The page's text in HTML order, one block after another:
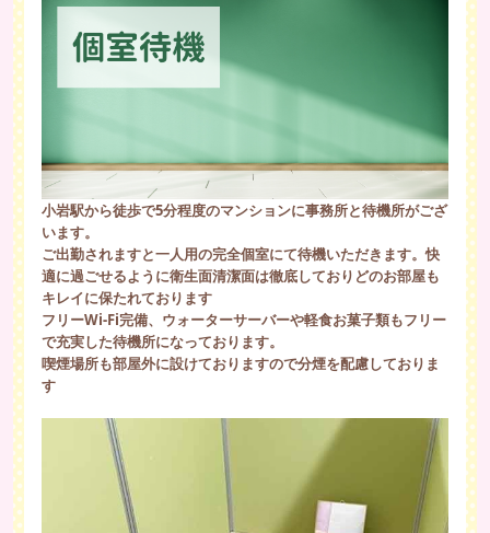
小岩駅から徒歩で5分程度のマンションに事務所と待機所がござ
います。
ご出勤されますと一人用の完全個室にて待機いただきます。快
適に過ごせるように衛生面清潔面は徹底しておりどのお部屋も
キレイに保たれております
フリーWi-Fi完備、ウォーターサーバーや軽食お菓子類もフリー
で充実した待機所になっております。
喫煙場所も部屋外に設けておりますので分煙を配慮しておりま
す